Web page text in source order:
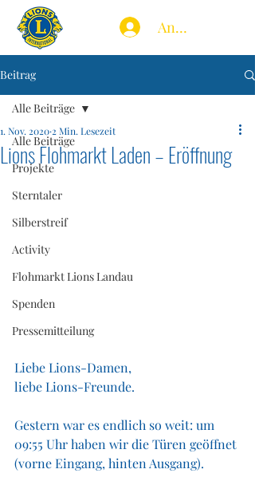
Anmelden
Beitrag
Alle Beiträge
Projekte
Sterntaler
Silberstreif
Activity
Flohmarkt Lions Landau
Spenden
Pressemitteilung
Alle Beiträge
Lions Flohmarkt Laden – Eröffnung
1. Nov. 2020 2 Min. Lesezeit
Liebe Lions-Damen,
liebe Lions-Freunde.
Gestern war es endlich so weit: um
09:55 Uhr haben wir die Türen geöffnet
(vorne Eingang, hinten Ausgang).